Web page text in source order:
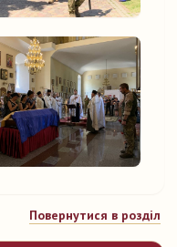
Повернутися в розділ